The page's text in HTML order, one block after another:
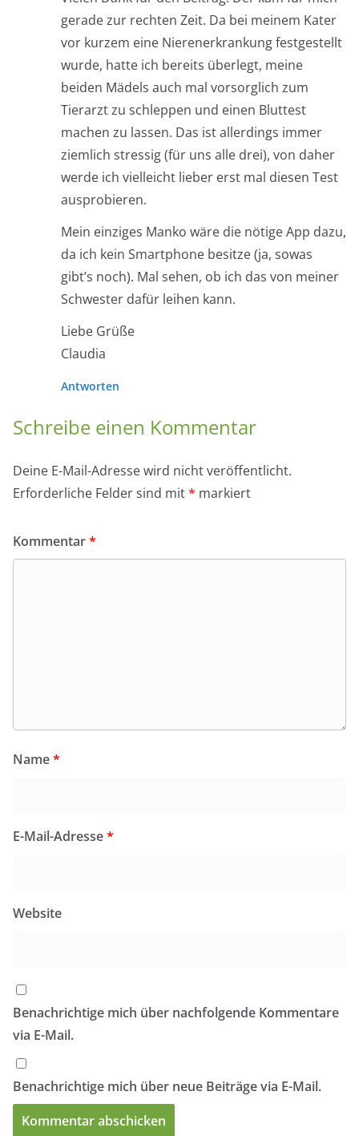
gerade zur rechten Zeit. Da bei meinem Kater
vor kurzem eine Nierenerkrankung festgestellt
wurde, hatte ich bereits überlegt, meine
beiden Mädels auch mal vorsorglich zum
Tierarzt zu schleppen und einen Bluttest
machen zu lassen. Das ist allerdings immer
ziemlich stressig (für uns alle drei), von daher
werde ich vielleicht lieber erst mal diesen Test
ausprobieren.
Mein einziges Manko wäre die nötige App dazu,
da ich kein Smartphone besitze (ja, sowas
gibt’s noch). Mal sehen, ob ich das von meiner
Schwester dafür leihen kann.
Liebe Grüße
Claudia
Antworten
Schreibe einen Kommentar
Deine E-Mail-Adresse wird nicht veröffentlicht.
Erforderliche Felder sind mit* markiert
Kommentar*
Name*
E-Mail-Adresse*
Website
Benachrichtige mich über nachfolgende Kommentare
via E-Mail.
Benachrichtige mich über neue Beiträge via E-Mail.